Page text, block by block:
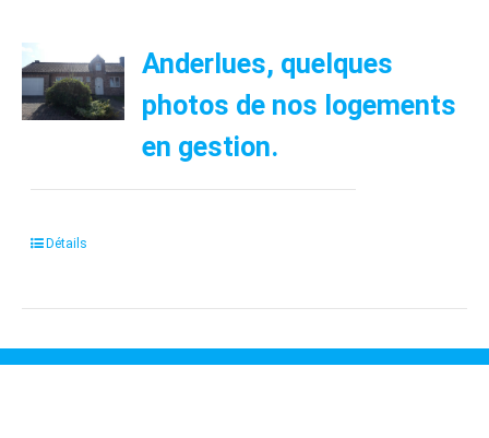
Anderlues, quelques
photos de nos logements
en gestion.
Détails